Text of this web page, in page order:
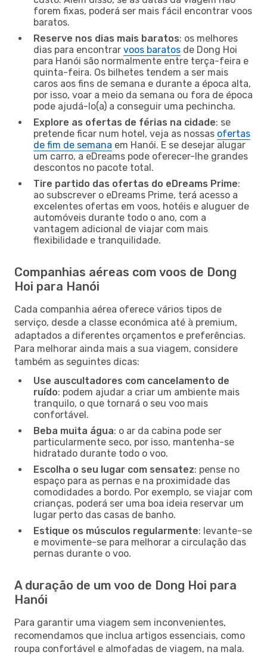
forem fixas, poderá ser mais fácil encontrar voos
baratos.
Reserve nos dias mais baratos: os melhores
dias para encontrar voos baratos de Dong Hoi
para Hanói são normalmente entre terça-feira e
quinta-feira. Os bilhetes tendem a ser mais
caros aos fins de semana e durante a época alta,
por isso, voar a meio da semana ou fora de época
pode ajudá-lo(a) a conseguir uma pechincha.
Explore as ofertas de férias na cidade: se
pretende ficar num hotel, veja as nossas ofertas
de fim de semana em Hanói. E se desejar alugar
um carro, a eDreams pode oferecer-lhe grandes
descontos no pacote total.
Tire partido das ofertas do eDreams Prime:
ao subscrever o eDreams Prime, terá acesso a
excelentes ofertas em voos, hotéis e aluguer de
automóveis durante todo o ano, com a
vantagem adicional de viajar com mais
flexibilidade e tranquilidade.
Companhias aéreas com voos de Dong
Hoi para Hanói
Cada companhia aérea oferece vários tipos de
serviço, desde a classe económica até à premium,
adaptados a diferentes orçamentos e preferências.
Para melhorar ainda mais a sua viagem, considere
também as seguintes dicas:
Use auscultadores com cancelamento de
ruído: podem ajudar a criar um ambiente mais
tranquilo, o que tornará o seu voo mais
confortável.
Beba muita água: o ar da cabina pode ser
particularmente seco, por isso, mantenha-se
hidratado durante todo o voo.
Escolha o seu lugar com sensatez: pense no
espaço para as pernas e na proximidade das
comodidades a bordo. Por exemplo, se viajar com
crianças, poderá ser uma boa ideia reservar um
lugar perto das casas de banho.
Estique os músculos regularmente: levante-se
e movimente-se para melhorar a circulação das
pernas durante o voo.
A duração de um voo de Dong Hoi para
Hanói
Para garantir uma viagem sem inconvenientes,
recomendamos que inclua artigos essenciais, como
roupa confortável e almofadas de viagem, na mala.